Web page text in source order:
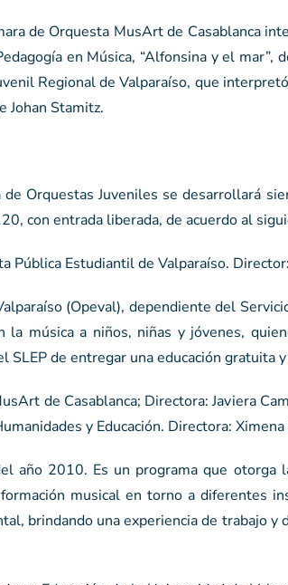
de Orquesta MusArt de Casablanca
en Música, “Alfonsina y el
Regional de Valparaíso, que
Johan Stamitz.
de Orquestas Juveniles se desarrollará
con entrada liberada, de acuerdo al
Estudiantil de Valparaíso.
(Opeval), dependiente del
la música a niños, niñas y jóvenes,
de entregar una educación gratuita
de Casablanca; Directora: Javiera
y Educación. Directora:
año 2010. Es un programa que
musical en torno a diferentes
brindando una experiencia de trabajo